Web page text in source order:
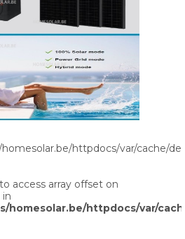
httpdocs/var/cache/
access array offset on
homesolar.be/httpdocs/var/